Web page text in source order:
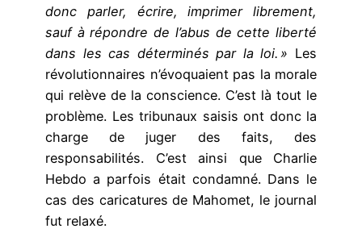
donc parler, écrire, imprimer librement,
sauf à répondre de l’abus de cette liberté
dans les cas déterminés par la loi. » Les
révolutionnaires n’évoquaient pas la morale
qui relève de la conscience. C’est là tout le
problème. Les tribunaux saisis ont donc la
charge de juger des faits, des
responsabilités. C’est ainsi que Charlie
Hebdo a parfois était condamné. Dans le
cas des caricatures de Mahomet, le journal
fut relaxé.